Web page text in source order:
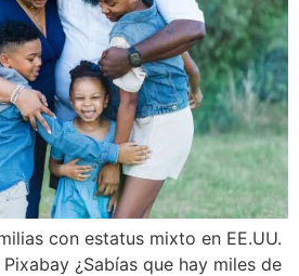
con estatus mixto en EE.UU.
¿Sabías que hay miles de